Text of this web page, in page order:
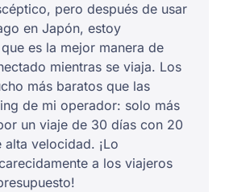
pero después de usar
en Japón, estoy
es la mejor manera de
mientras se viaja. Los
más baratos que las
de mi operador: solo más
un viaje de 30 días con 20
alta velocidad. ¡Lo
a los viajeros